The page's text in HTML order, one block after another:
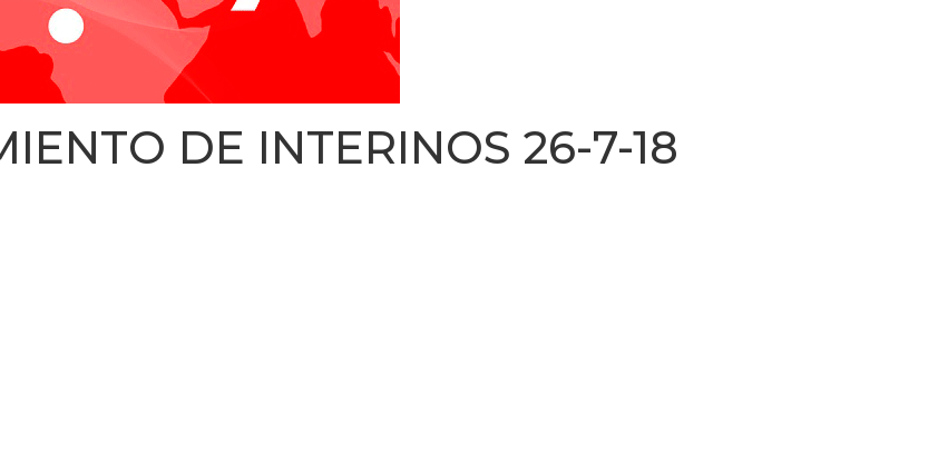
DE INTERINOS 26-7-18